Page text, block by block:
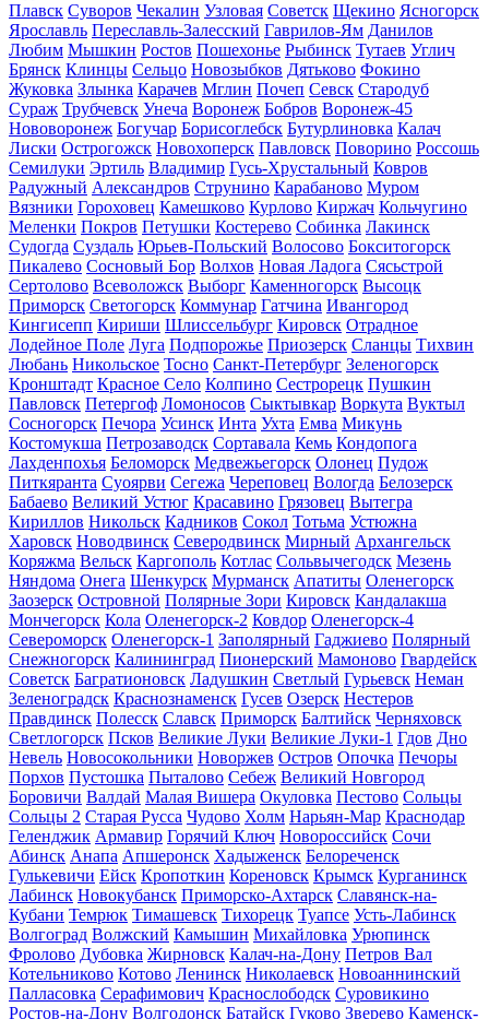
Плавск Суворов Чекалин Узловая Советск Щекино Ясногорск
Ярославль Переславль-Залесский Гаврилов-Ям Данилов
Любим Мышкин Ростов Пошехонье Рыбинск Тутаев Углич
Брянск Клинцы Сельцо Новозыбков Дятьково Фокино
Жуковка Злынка Карачев Мглин Почеп Севск Стародуб
Сураж Трубчевск Унеча Воронеж Бобров Воронеж-45
Нововоронеж Богучар Борисоглебск Бутурлиновка Калач
Лиски Острогожск Новохоперск Павловск Поворино Россошь
Семилуки Эртиль Владимир Гусь-Хрустальный Ковров
Радужный Александров Струнино Карабаново Муром
Вязники Гороховец Камешково Курлово Киржач Кольчугино
Меленки Покров Петушки Костерево Собинка Лакинск
Судогда Суздаль Юрьев-Польский Волосово Бокситогорск
Пикалево Сосновый Бор Волхов Новая Ладога Сясьстрой
Сертолово Всеволожск Выборг Каменногорск Высоцк
Приморск Светогорск Коммунар Гатчина Ивангород
Кингисепп Кириши Шлиссельбург Кировск Отрадное
Лодейное Поле Луга Подпорожье Приозерск Сланцы Тихвин
Любань Никольское Тосно Санкт-Петербург Зеленогорск
Кронштадт Красное Село Колпино Сестрорецк Пушкин
Павловск Петергоф Ломоносов Сыктывкар Воркута Вуктыл
Сосногорск Печора Усинск Инта Ухта Емва Микунь
Костомукша Петрозаводск Сортавала Кемь Кондопога
Лахденпохья Беломорск Медвежьегорск Олонец Пудож
Питкяранта Суоярви Сегежа Череповец Вологда Белозерск
Бабаево Великий Устюг Красавино Грязовец Вытегра
Кириллов Никольск Кадников Сокол Тотьма Устюжна
Харовск Новодвинск Северодвинск Мирный Архангельск
Коряжма Вельск Каргополь Котлас Сольвычегодск Мезень
Няндома Онега Шенкурск Мурманск Апатиты Оленегорск
Заозерск Островной Полярные Зори Кировск Кандалакша
Мончегорск Кола Оленегорск-2 Ковдор Оленегорск-4
Североморск Оленегорск-1 Заполярный Гаджиево Полярный
Снежногорск Калининград Пионерский Мамоново Гвардейск
Советск Багратионовск Ладушкин Светлый Гурьевск Неман
Зеленоградск Краснознаменск Гусев Озерск Нестеров
Правдинск Полесск Славск Приморск Балтийск Черняховск
Светлогорск Псков Великие Луки Великие Луки-1 Гдов Дно
Невель Новосокольники Новоржев Остров Опочка Печоры
Порхов Пустошка Пыталово Себеж Великий Новгород
Боровичи Валдай Малая Вишера Окуловка Пестово Сольцы
Сольцы 2 Старая Русса Чудово Холм Нарьян-Мар Краснодар
Геленджик Армавир Горячий Ключ Новороссийск Сочи
Абинск Анапа Апшеронск Хадыженск Белореченск
Гулькевичи Ейск Кропоткин Кореновск Крымск Курганинск
Лабинск Новокубанск Приморско-Ахтарск Славянск-на-
Кубани Темрюк Тимашевск Тихорецк Туапсе Усть-Лабинск
Волгоград Волжский Камышин Михайловка Урюпинск
Фролово Дубовка Жирновск Калач-на-Дону Петров Вал
Котельниково Котово Ленинск Николаевск Новоаннинский
Палласовка Серафимович Краснослободск Суровикино
Ростов-на-Дону Волгодонск Батайск Гуково Зверево Каменск-